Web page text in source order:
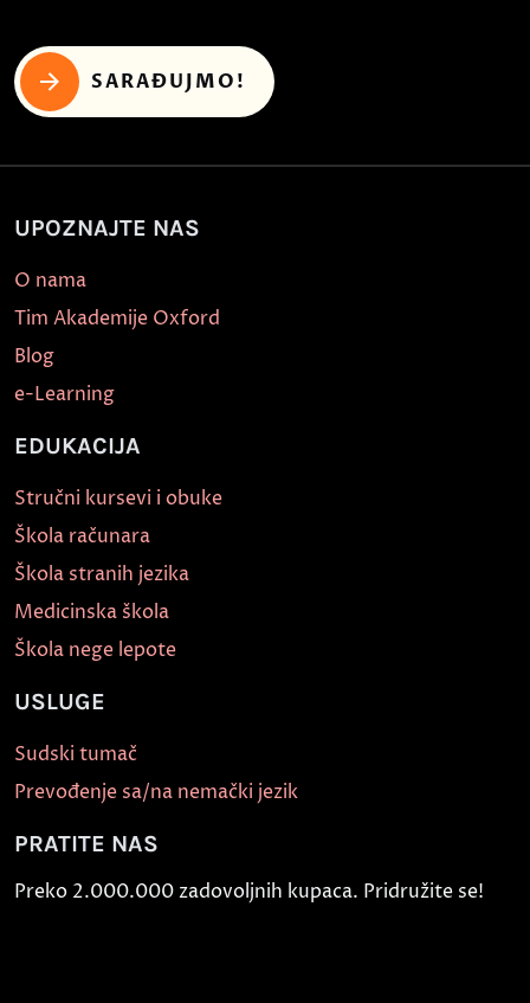
SARAĐUJMO!
UPOZNAJTE NAS
O nama
Tim Akademije Oxford
Blog
e-Learning
EDUKACIJA
Stručni kursevi i obuke
Škola računara
Škola stranih jezika
Medicinska škola
Škola nege lepote
USLUGE
Sudski tumač
Prevođenje sa/na nemački jezik
PRATITE NAS
Preko 2.000.000 zadovoljnih kupaca. Pridružite se!